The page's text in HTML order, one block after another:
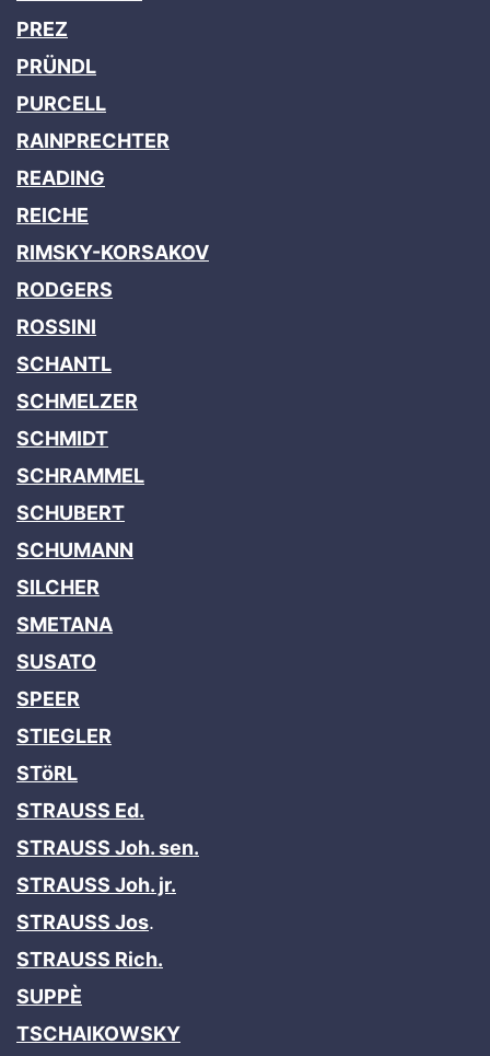
PREZ
PRÜNDL
PURCELL
RAINPRECHTER
READING
REICHE
RIMSKY-KORSAKOV
RODGERS
ROSSINI
SCHANTL
SCHMELZER
SCHMIDT
SCHRAMMEL
SCHUBERT
SCHUMANN
SILCHER
SMETANA
SUSATO
SPEER
STIEGLER
STöRL
STRAUSS Ed.
STRAUSS Joh. sen.
STRAUSS Joh. jr.
STRAUSS Jos.
STRAUSS Rich.
SUPPÈ
TSCHAIKOWSKY